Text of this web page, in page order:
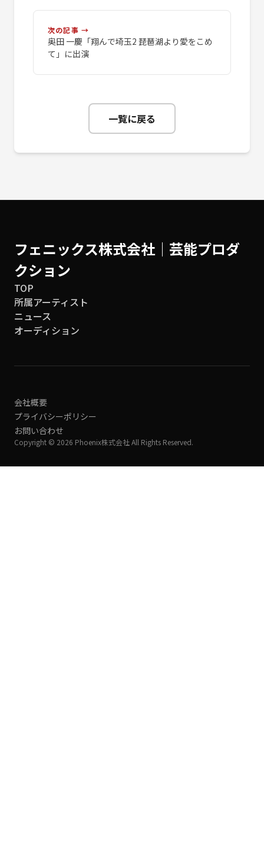
次の記事 →
奥田 一慶「翔んで埼玉2 琵琶湖より愛をこめ
て」に出演
一覧に戻る
フェニックス株式会社│芸能プロダ
クション
TOP
所属アーティスト
ニュース
オーディション
会社概要
プライバシーポリシー
お問い合わせ
Copyright © 2026 Phoenix株式会社 All Rights Reserved.